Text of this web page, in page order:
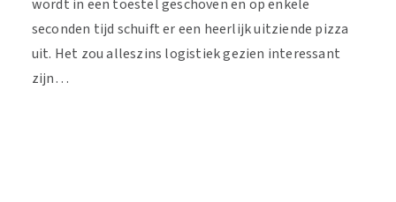
wordt in een toestel geschoven en op enkele
seconden tijd schuift er een heerlijk uitziende pizza
uit. Het zou alleszins logistiek gezien interessant
zijn…